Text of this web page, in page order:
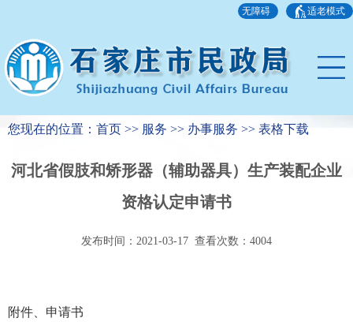
无障碍 适老模式
您现在的位置：首页 >> 服务 >> 办事服务 >> 表格下载
河北省假肢和矫形器（辅助器具）生产装配企业
资格认定申请书
发布时间：2021-03-17 查看次数： 4004
附件、 申请书